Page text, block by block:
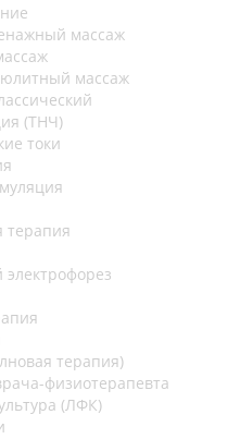
массаж
массаж
(ТНЧ)
токи
терапия
терапия)
физиотерапевта
(ЛФК)